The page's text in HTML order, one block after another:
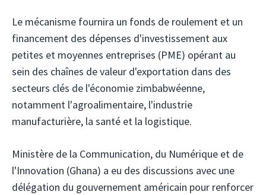
Le mécanisme fournira un fonds de roulement et un
financement des dépenses d'investissement aux
petites et moyennes entreprises (PME) opérant au
sein des chaînes de valeur d'exportation dans des
secteurs clés de l'économie zimbabwéenne,
notamment l'agroalimentaire, l'industrie
manufacturière, la santé et la logistique.
Ministère de la Communication, du Numérique et de
l'Innovation (Ghana) a eu des discussions avec une
délégation du gouvernement américain pour renforcer